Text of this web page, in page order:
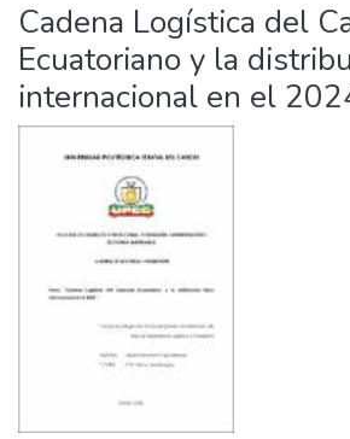
Estadísticas Externas
Manuales
Cadena Logística del
Ecuatoriano y la
internacional en el